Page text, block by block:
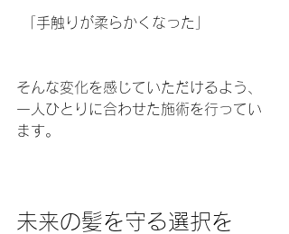
「手触りが柔らかくなった」
そんな変化を感じていただけるよう、
一人ひとりに合わせた施術を行ってい
ます。
未来の髪を守る選択を